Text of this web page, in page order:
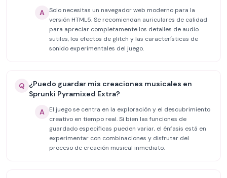
A Solo necesitas un navegador web moderno para la
versión HTML5. Se recomiendan auriculares de calidad
para apreciar completamente los detalles de audio
sutiles, los efectos de glitch y las características de
sonido experimentales del juego.
Q ¿Puedo guardar mis creaciones musicales en
Sprunki Pyramixed Extra?
A
El juego se centra en la exploración y el descubrimiento
creativo en tiempo real. Si bien las funciones de
guardado específicas pueden variar, el énfasis está en
experimentar con combinaciones y disfrutar del
proceso de creación musical inmediato.